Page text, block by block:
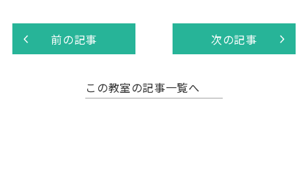
前の記事
この教室の記事一覧へ
次の記事